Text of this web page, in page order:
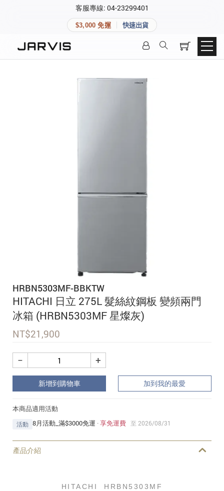
客服專線: 04-23299401
$3,000 免運 快速出貨
HRBN5303MF-BBKTW
HITACHI 日立 275L 髮絲紋鋼板 變頻兩門
冰箱 (HRBN5303MF 星燦灰)
NT$21,900
+
−
新增到購物車 加到我的最愛
本商品適用活動
活動 8月活動_滿$3000免運 ·享免運費 至 2026/08/31
產品介紹
HITACHI HRBN5303MF
快速連結
登入後可查看訂單、會員資料與收藏清單。
加入 JARVIS VIP